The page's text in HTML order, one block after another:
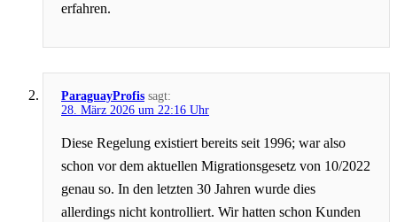
erfahren.
ParaguayProfis sagt:
28. März 2026 um 22:16 Uhr
Diese Regelung existiert bereits seit 1996; war also
schon vor dem aktuellen Migrationsgesetz von 10/2022
genau so. In den letzten 30 Jahren wurde dies
allerdings nicht kontrolliert. Wir hatten schon Kunden